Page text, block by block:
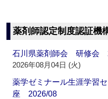
薬剤師認定制度認証機
石川県薬剤師会 研修会
2026年08月04日 (火)
薬学ゼミナール生涯学習
座 2026/08